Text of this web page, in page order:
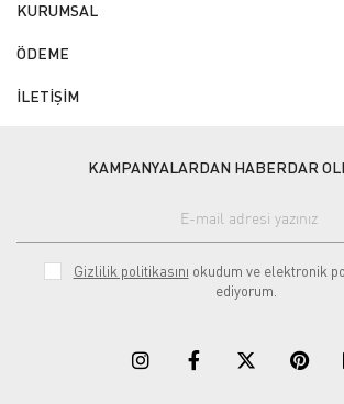
KURUMSAL
ÖDEME
İLETİŞİM
KAMPANYALARDAN HABERDAR
Gizlilik politikasını okudum ve elektronik
ediyorum.